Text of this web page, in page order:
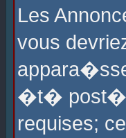
Les
vous
�t�
requises;